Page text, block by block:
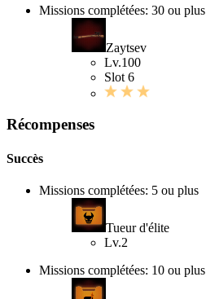
Missions complétées: 30 ou plus
Zaytsev
Lv.100
Slot 6
Récompenses
Succès
Missions complétées: 5 ou plus
Tueur d'élite
Lv.2
Missions complétées: 10 ou plus